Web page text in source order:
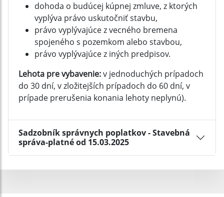
dohoda o budúcej kúpnej zmluve, z ktorých
vyplýva právo uskutočniť stavbu,
právo vyplývajúce z vecného bremena
spojeného s pozemkom alebo stavbou,
právo vyplývajúce z iných predpisov.
Lehota pre vybavenie:v jednoduchých prípadoch
do 30 dní, v zložitejších prípadoch do 60 dní, v
prípade prerušenia konania lehoty neplynú).
Sadzobník správnych poplatkov - Stavebná
správa-platné od 15.03.2025